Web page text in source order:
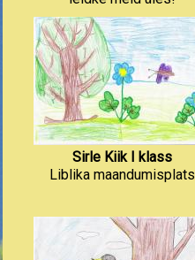
Sirle Kiik I klass
Liblika maandumisplats